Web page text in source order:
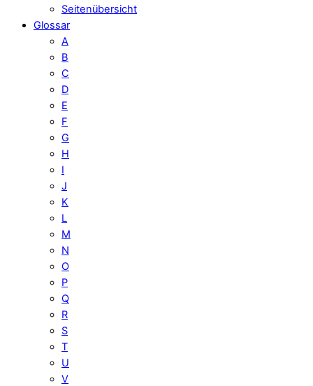
Seitenübersicht
Glossar
A
B
C
D
E
F
G
H
I
J
K
L
M
N
O
P
Q
R
S
T
U
V